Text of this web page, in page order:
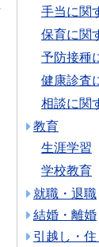
手当に関
保育に関
予防接種
健康診査
相談に関
教育
生涯学習
学校教育
就職・退職
結婚・離婚
引越し・